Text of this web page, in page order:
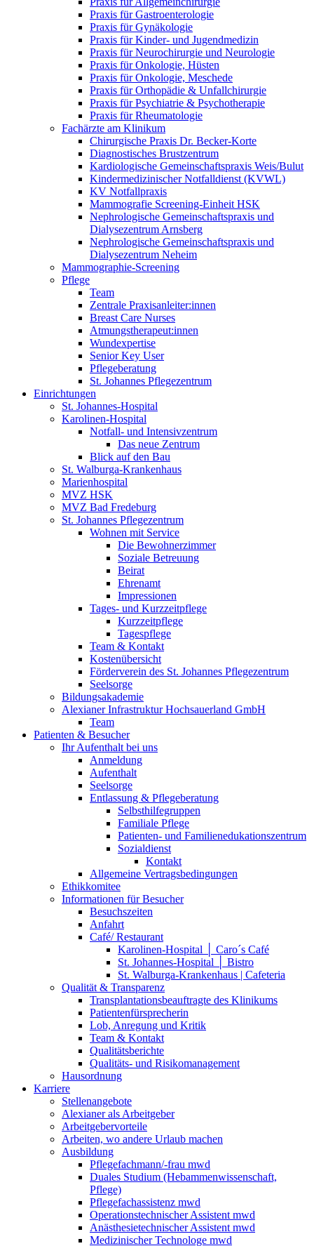
Praxis für Gastroenterologie
Praxis für Gynäkologie
Praxis für Kinder- und Jugendmedizin
Praxis für Neurochirurgie und Neurologie
Praxis für Onkologie, Hüsten
Praxis für Onkologie, Meschede
Praxis für Orthopädie & Unfallchirurgie
Praxis für Psychiatrie & Psychotherapie
Praxis für Rheumatologie
Fachärzte am Klinikum
Chirurgische Praxis Dr. Becker-Korte
Diagnostisches Brustzentrum
Kardiologische Gemeinschaftspraxis Weis/Bulut
Kindermedizinischer Notfalldienst (KVWL)
KV Notfallpraxis
Mammografie Screening-Einheit HSK
Nephrologische Gemeinschaftspraxis und
Dialysezentrum Arnsberg
Nephrologische Gemeinschaftspraxis und
Dialysezentrum Neheim
Mammographie-Screening
Pflege
Team
Zentrale Praxisanleiter:innen
Breast Care Nurses
Atmungstherapeut:innen
Wundexpertise
Senior Key User
Pflegeberatung
St. Johannes Pflegezentrum
Einrichtungen
St. Johannes-Hospital
Karolinen-Hospital
Notfall- und Intensivzentrum
Das neue Zentrum
Blick auf den Bau
St. Walburga-Krankenhaus
Marienhospital
MVZ HSK
MVZ Bad Fredeburg
St. Johannes Pflegezentrum
Wohnen mit Service
Die Bewohnerzimmer
Soziale Betreuung
Beirat
Ehrenamt
Impressionen
Tages- und Kurzzeitpflege
Kurzzeitpflege
Tagespflege
Team & Kontakt
Kostenübersicht
Förderverein des St. Johannes Pflegezentrum
Seelsorge
Bildungsakademie
Alexianer Infrastruktur Hochsauerland GmbH
Team
Patienten & Besucher
Ihr Aufenthalt bei uns
Anmeldung
Aufenthalt
Seelsorge
Entlassung & Pflegeberatung
Selbsthilfegruppen
Familiale Pflege
Patienten- und Familienedukationszentrum
Sozialdienst
Kontakt
Allgemeine Vertragsbedingungen
Ethikkomitee
Informationen für Besucher
Besuchszeiten
Anfahrt
Café/ Restaurant
Karolinen-Hospital │ Caro´s Café
St. Johannes-Hospital │ Bistro
St. Walburga-Krankenhaus | Cafeteria
Qualität & Transparenz
Transplantationsbeauftragte des Klinikums
Patientenfürsprecherin
Lob, Anregung und Kritik
Team & Kontakt
Qualitätsberichte
Qualitäts- und Risikomanagement
Hausordnung
Karriere
Stellenangebote
Alexianer als Arbeitgeber
Arbeitgebervorteile
Arbeiten, wo andere Urlaub machen
Ausbildung
Pflegefachmann/-frau mwd
Duales Studium (Hebammenwissenschaft,
Pflege)
Pflegefachassistenz mwd
Operationstechnischer Assistent mwd
Anästhesietechnischer Assistent mwd
Medizinischer Technologe mwd